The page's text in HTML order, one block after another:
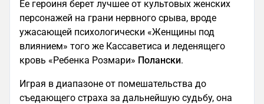
Ее героиня берет лучшее от культовых женских
персонажей на грани нервного срыва, вроде
ужасающей психологически «Женщины под
влиянием» того же Кассаветиса и леденящего
кровь «Ребенка Розмари» Полански.
Играя в диапазоне от помешательства до
съедающего страха за дальнейшую судьбу, она